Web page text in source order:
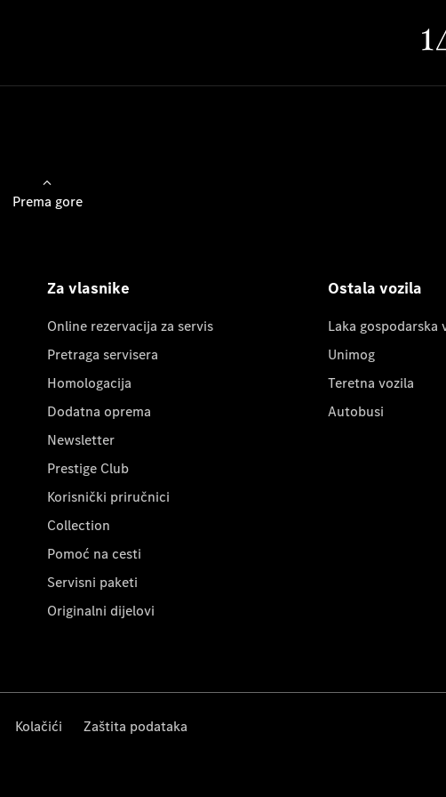
Prema gore
Za vlasnike
Online rezervacija za servis
Pretraga servisera
Homologacija
Dodatna oprema
Newsletter
Prestige Club
Korisnički priručnici
Collection
Pomoć na cesti
Servisni paketi
Originalni dijelovi
Ostala vozila
Laka gospodarska
Unimog
Teretna vozila
Autobusi
Kolačići Zaštita podataka